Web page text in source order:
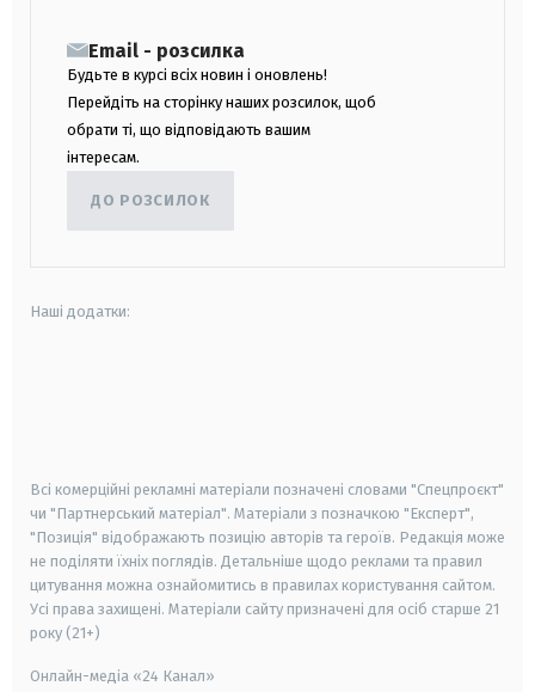
Email - розсилка
Будьте в курсі всіх новин і оновлень!
Перейдіть на сторінку наших розсилок, щоб
обрати ті, що відповідають вашим
інтересам.
ДО РОЗСИЛОК
Наші додатки:
Всі комерційні рекламні матеріали позначені словами "Спецпроєкт"
чи "Партнерський матеріал". Матеріали з позначкою "Експерт",
"Позиція" відображають позицію авторів та героїв. Редакція може
не поділяти їхніх поглядів. Детальніше щодо реклами та правил
цитування можна ознайомитись в правилах користування сайтом.
Усі права захищені. Матеріали сайту призначені для осіб старше 21
року (21+)
Онлайн-медіа «24 Канал»